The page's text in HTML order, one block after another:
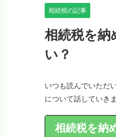
相続税の記事
相続税を納
い？
いつも読んでいただ
について話していきま
相続税を納